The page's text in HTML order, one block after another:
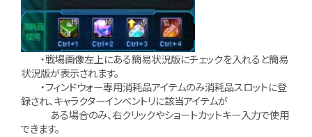
・戦場画像左上にある簡易状況版にチェックを入れると簡易
状況版が表示されます。
・フィンドウォー専用消耗品アイテムのみ消耗品スロットに登
録され、キャラクターインベントリに該当アイテムが
ある場合のみ、右クリックやショートカットキー入力で使用
できます。